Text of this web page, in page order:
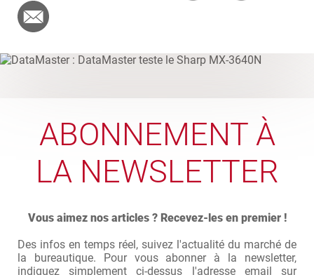
ABONNEMENT À
LA NEWSLETTER
Vous aimez nos articles ? Recevez-les en premier !
Des infos en temps réel, suivez l'actualité du marché de
la bureautique. Pour vous abonner à la newsletter,
indiquez simplement ci-dessus l'adresse email sur